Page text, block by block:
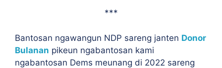
***
Bantosan ngawangun NDP sareng janten Donor
Bulanan pikeun ngabantosan kami
ngabantosan Dems meunang di 2022 sareng